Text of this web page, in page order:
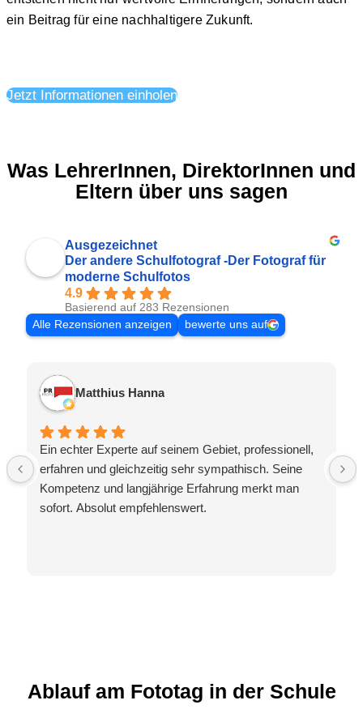
ein Beitrag für eine nachhaltigere Zukunft.
Jetzt Informationen einholen
Was LehrerInnen, DirektorInnen und
Eltern über uns sagen
Ausgezeichnet
Der andere Schulfotograf -Der Fotograf für
moderne Schulfotos
4.9
Basierend auf 283 Rezensionen
Alle Rezensionen anzeigen
bewerte uns auf
Matthius Hanna
Ein echter Experte auf seinem Gebiet, professionell,
erfahren und gleichzeitig sehr sympathisch. Seine
Kompetenz und langjährige Erfahrung merkt man
sofort. Absolut empfehlenswert.
Ablauf am Fototag in der Schule